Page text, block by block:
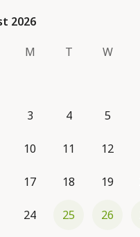
Visage et Crâne - 60min
2h
2026
2026
M T W
3 4 5
10 11 12
17 18 19
24 25 26